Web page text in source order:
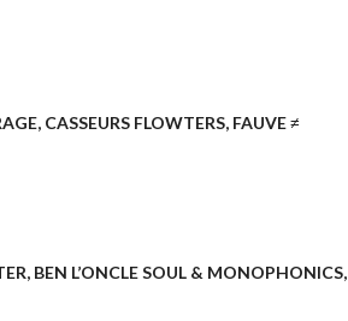
CASSEURS FLOWTERS, FAUVE ≠
BEN L’ONCLE SOUL & MONOPHONICS,